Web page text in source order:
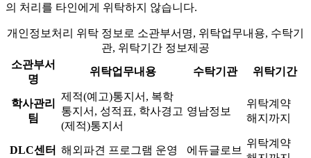
의 처리를 타인에게 위탁하지 않습니다.
개인정보처리 위탁 정보로 소관부서명, 위탁업무내용, 수탁기
관, 위탁기간 정보제공
소관부서
명
위탁업무내용 수탁기관 위탁기간
학사관리
팀
제적(예고)통지서, 복학
통지서, 성적표, 학사경고
(제적)통지서
영남정보
위탁계약
해지까지
DLC센터 해외파견 프로그램 운영 에듀글로브
위탁계약